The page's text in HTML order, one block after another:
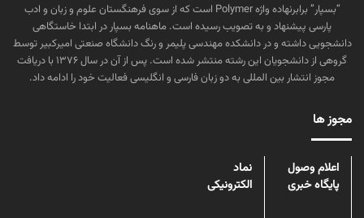
“بسپار” برابرنهاده واژه Polymer است که از سوی فرهنگستان علوم و زبان و ادب
پارسی پیشنهاد و به تصویب رسیده است. ماهنامه بسپار در ابتدا خاستگاهی
دانشجویی داشته و در دانشکده مهندسی پلیمر و رنگ دانشگاه صنعتی امیرکبیر توسط
گروهی از دانشجویان این رشته منتشر شده است. پس از آن در سال ۱۳۷۶ با دریافت
مجوز انتشار بین المللی به دو زبان فارسی و انگلیسی فعالیت خود را ادامه داد.
مجوز ها
اعلام وصول
پایگاه خبری
نماد
الکترونیکی